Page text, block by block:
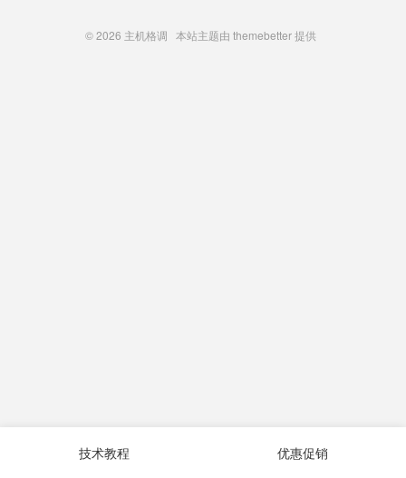
© 2026 主机格调 本站主题由 themebetter提供
技术教程 优惠促销